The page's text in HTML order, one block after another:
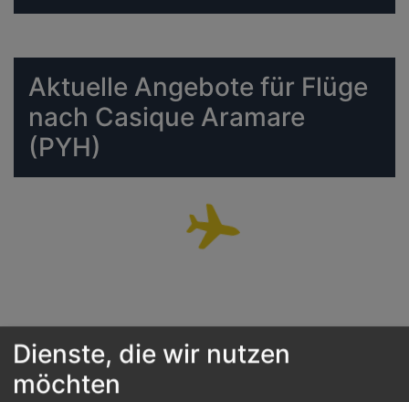
Aktuelle Angebote für Flüge
nach Casique Aramare
(PYH)
Dienste, die wir nutzen
möchten